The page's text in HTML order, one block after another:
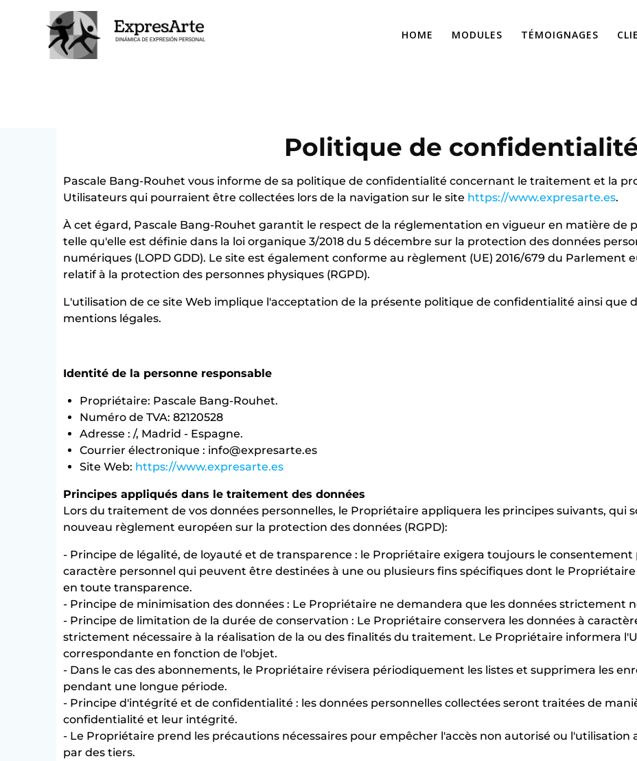
HOME MODULES TÉMOIGNAGES
Politique de
Pascale Bang-Rouhet vous informe de sa politique de confidentialité concernant le traitement et la
Utilisateurs qui pourraient être collectées lors de la navigation sur le site https://www.expresarte.es.
À cet égard, Pascale Bang-Rouhet garantit le respect de la réglementation en vigueur en matière de
telle qu'elle est définie dans la loi organique 3/2018 du 5 décembre sur la protection des données
numériques (LOPD GDD). Le site est également conforme au règlement (UE) 2016/679 du Parlement
relatif à la protection des personnes physiques (RGPD).
L'utilisation de ce site Web implique l'acceptation de la présente politique de confidentialité ainsi que
mentions légales.
Identité de la personne responsable
Propriétaire: Pascale Bang-Rouhet.
Numéro de TVA: 82120528
Adresse : /, Madrid - Espagne.
Courrier électronique : info@expresarte.es
Site Web: https://www.expresarte.es
Principes appliqués dans le traitement des données
Lors du traitement de vos données personnelles, le Propriétaire appliquera les principes suivants, qui
nouveau règlement européen sur la protection des données (RGPD):
- Principe de légalité, de loyauté et de transparence : le Propriétaire exigera toujours le
caractère personnel qui peuvent être destinées à une ou plusieurs fins spécifiques dont le
en toute transparence.
- Principe de minimisation des données : Le Propriétaire ne demandera que les données strictement
- Principe de limitation de la durée de conservation : Le Propriétaire conservera les données à
strictement nécessaire à la réalisation de la ou des finalités du traitement. Le Propriétaire informera
correspondante en fonction de l'objet.
- Dans le cas des abonnements, le Propriétaire révisera périodiquement les listes et supprimera les
pendant une longue période.
- Principe d'intégrité et de confidentialité : les données personnelles collectées seront traitées de
confidentialité et leur intégrité.
- Le Propriétaire prend les précautions nécessaires pour empêcher l'accès non autorisé ou l'utilisation
par des tiers.